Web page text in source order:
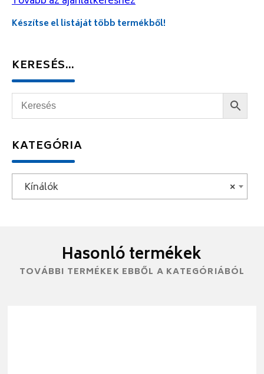
Készítse el listáját több termékből!
KERESÉS…
KATEGÓRIA
×
Kínálók
Hasonló termékek
TOVÁBBI TERMÉKEK EBBŐL A KATEGÓRIÁBÓL